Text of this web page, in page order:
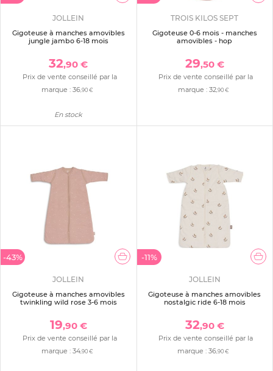
JOLLEIN
Gigoteuse à manches amovibles
jungle jambo 6-18 mois
32,90 €
Prix de vente conseillé par la
marque : 36,90 €
En stock
TROIS KILOS SEPT
Gigoteuse 0-6 mois - manches
amovibles - hop
29,50 €
Prix de vente conseillé par la
marque : 32,90 €
-43%
JOLLEIN
Gigoteuse à manches amovibles
twinkling wild rose 3-6 mois
19,90 €
Prix de vente conseillé par la
marque : 34,90 €
-11%
JOLLEIN
Gigoteuse à manches amovibles
nostalgic ride 6-18 mois
32,90 €
Prix de vente conseillé par la
marque :36,90 €